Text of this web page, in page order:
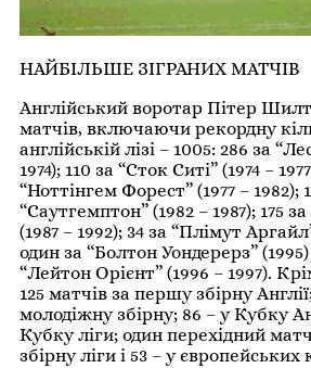
НАЙБІЛЬШЕ ЗІГРАНИХ МАТЧІВ
Англійський воротар Пітер
матчів, включаючи рекордну
англійській лізі – 1005: 286 за
1974); 110 за “Сток Ситі” (1974 –
“Ноттінгем Форест” (1977 – 1982);
“Саутгемптон” (1982 – 1987); 175
(1987 – 1992); 34 за “Плімут
один за “Болтон Уондерерз” (1995)
“Лейтон Орієнт” (1996 – 1997).
125 матчів за першу збірну
молодіжну збірну; 86 – у Кубку
Кубку ліги; один перехідний матч
збірну ліги і 53 – у європейських